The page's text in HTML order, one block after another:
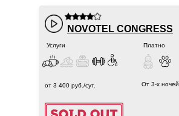
NOVOTEL CONGRESS
От 3-х ночей
Услуги Платно
от 3 400 руб./сут.